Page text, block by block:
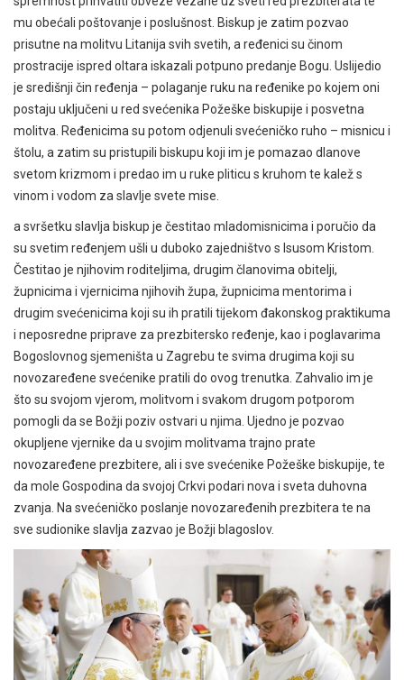
mu obećali poštovanje i poslušnost. Biskup je zatim pozvao
prisutne na molitvu Litanija svih svetih, a ređenici su činom
prostracije ispred oltara iskazali potpuno predanje Bogu. Uslijedio
je središnji čin ređenja – polaganje ruku na ređenike po kojem oni
postaju uključeni u red svećenika Požeške biskupije i posvetna
molitva. Ređenicima su potom odjenuli svećeničko ruho – misnicu i
štolu, a zatim su pristupili biskupu koji im je pomazao dlanove
svetom krizmom i predao im u ruke pliticu s kruhom te kalež s
vinom i vodom za slavlje svete mise.
a svršetku slavlja biskup je čestitao mladomisnicima i poručio da
su svetim ređenjem ušli u duboko zajedništvo s Isusom Kristom.
Čestitao je njihovim roditeljima, drugim članovima obitelji,
župnicima i vjernicima njihovih župa, župnicima mentorima i
drugim svećenicima koji su ih pratili tijekom đakonskog praktikuma
i neposredne priprave za prezbitersko ređenje, kao i poglavarima
Bogoslovnog sjemeništa u Zagrebu te svima drugima koji su
novozaređene svećenike pratili do ovog trenutka. Zahvalio im je
što su svojom vjerom, molitvom i svakom drugom potporom
pomogli da se Božji poziv ostvari u njima. Ujedno je pozvao
okupljene vjernike da u svojim molitvama trajno prate
novozaređene prezbitere, ali i sve svećenike Požeške biskupije, te
da mole Gospodina da svojoj Crkvi podari nova i sveta duhovna
zvanja. Na svećeničko poslanje novozaređenih prezbitera te na
sve sudionike slavlja zazvao je Božji blagoslov.